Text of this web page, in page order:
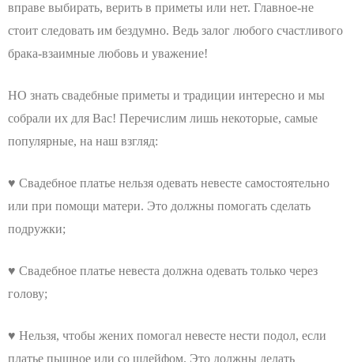
вправе выбирать, верить в приметы или нет. Главное-не
стоит следовать им бездумно. Ведь залог любого счастливого
брака-взаимные любовь и уважение!
НО знать свадебные приметы и традиции интересно и мы
собрали их для Вас! Перечислим лишь некоторые, самые
популярные, на наш взгляд:
♥ Свадебное платье нельзя одевать невесте самостоятельно
или при помощи матери. Это должны помогать сделать
подружки;
♥ Свадебное платье невеста должна одевать только через
голову;
♥ Нельзя, чтобы жених помогал невесте нести подол, если
платье пышное или со шлейфом. Это должны делать